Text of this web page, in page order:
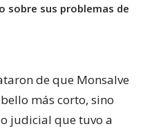
sobre sus problemas de
de que Monsalve
más corto, sino
judicial que tuvo a